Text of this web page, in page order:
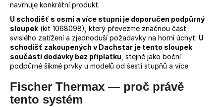
navrhuje konkrétní produkt.
U schodišť s osmi a více stupni je doporučen podpůrný
sloupek (kit 1068098), který převezme značnou část
svislého zatížení a zjednoduší požadavky na horní úchyt. U
schodišť zakoupených v Dachstar je tento sloupek
součástí dodávky bez příplatku , stejně jako boční
podpůrné šikmé prvky u modelů od šesti stupňů a více.
Fischer Thermax — proč právě
tento systém